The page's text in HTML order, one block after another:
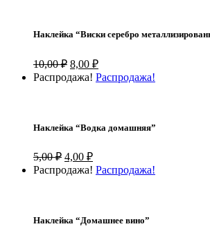
Наклейка “Виски серебро
10,00₽ Первоначальная
цена
составляла
8,00 ₽Текущая
цена:
Распродажа! Распродажа!
Наклейка “Водка домашняя”
5,00₽ Первоначальная
цена
составляла
4,00 ₽Текущая
цена:
Распродажа! Распродажа!
Наклейка “Домашнее вино”